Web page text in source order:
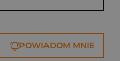
POWIADOM MNIE